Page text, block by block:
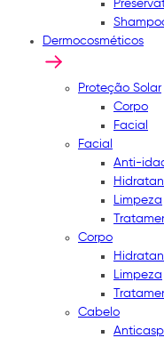
Dermocosméticos
Proteção Solar
Corpo
Facial
Facial
Anti-
Limpeza
Corpo
Limpeza
Cabelo